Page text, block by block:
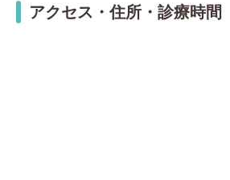
アクセス・住所・診療時間